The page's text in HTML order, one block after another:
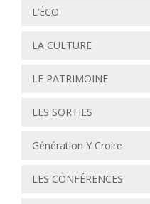
L’ÉCO
LA CULTURE
LE PATRIMOINE
LES SORTIES
Génération Y Croire
LES CONFÉRENCES